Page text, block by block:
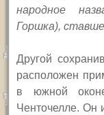
народное
Горшка),
Другой
расположен
в южной
Ченточелле. Он